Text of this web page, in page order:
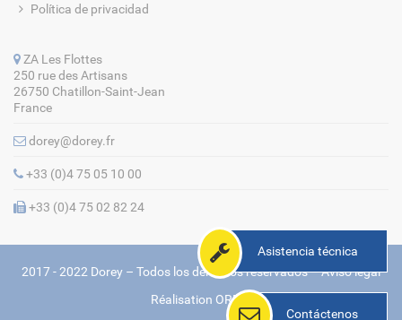
Política de privacidad
ZA Les Flottes
250 rue des Artisans
26750 Chatillon-Saint-Jean
France
dorey@dorey.fr
+33 (0)4 75 05 10 00
+33 (0)4 75 02 82 24
Contáctenos
Asistencia técnica
2017 - 2022 Dorey – Todos los derechos reservados –Aviso legal
Réalisation ORMA